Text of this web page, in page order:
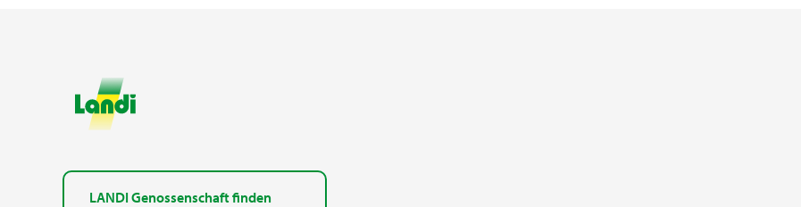
LANDI Genossenschaft finden